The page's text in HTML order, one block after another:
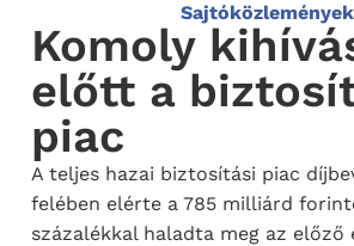
Sajtóközlemények
Komoly
előtt a
piac
A teljes hazai biztosítási piac
felében elérte a 785 milliárd
százalékkal haladta meg az előző